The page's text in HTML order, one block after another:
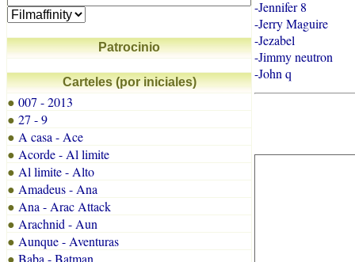
Patrocinio
Carteles (por iniciales)
● 007 - 2013
● 27 - 9
● A casa - Ace
● Acorde - Al limite
● Al limite - Alto
● Amadeus - Ana
● Ana - Arac Attack
● Arachnid - Aun
● Aunque - Aventuras
● Baba - Batman
-Jennifer 8
-Jerry Maguire
-Jezabel
-Jimmy neutron
-John q